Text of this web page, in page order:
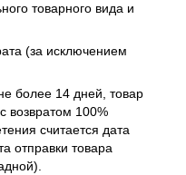
товарного вида и
(за исключением
более 14 дней, товар
возвратом 100%
считается дата
отправки товара